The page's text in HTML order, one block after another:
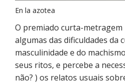
En la azotea
O premiado curta-metragem
algumas das dificuldades da
masculinidade e do
seus ritos, e percebe a
não? ) os relatos usuais